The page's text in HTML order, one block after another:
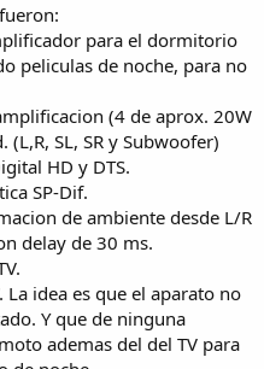
para el dormitorio
peliculas de noche, para no
(4 de aprox. 20W
SL, SR y Subwoofer)
HD y DTS.
SP-Dif.
de ambiente desde L/R
delay de 30 ms.
idea es que el aparato no
Y que de ninguna
ademas del del TV para